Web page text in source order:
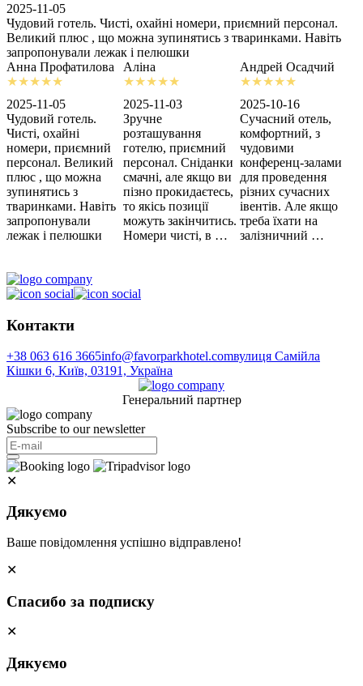
2025-11-05
Чудовий готель. Чисті, охайні номери, приємний персонал.
Великий плюс , що можна зупинятись з тваринками. Навіть
запропонували лежак і пелюшки
Анна Профатилова
2025-11-05
Чудовий готель.
Чисті, охайні
номери, приємний
персонал. Великий
плюс , що можна
зупинятись з
тваринками. Навіть
запропонували
лежак і пелюшки
Аліна
2025-11-03
Зручне
розташування
готелю, приємний
персонал. Сніданки
смачні, але якщо ви
пізно прокидаєтесь,
то якісь позиції
можуть закінчитись.
Номери чисті, в …
Андрей Осадчий
2025-10-16
Сучасний отель,
комфортний, з
чудовими
конференц-залами
для проведення
різних сучасних
івентів. Але якщо
треба їхати на
залізничний …
Контакти
+38 063 616 3665info@favorparkhotel.comвулиця Самійла
Кішки 6, Київ, 03191, Україна
Генеральний партнер
Subscribe to our newsletter
✕
Дякуємо
Ваше повідомлення успішно відправлено!
✕
Спасибо за подписку
✕
Дякуємо